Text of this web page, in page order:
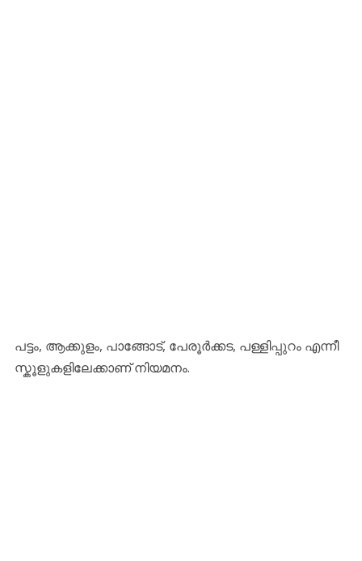
​പട്ടം, ആക്കുളം, പാങ്ങോട്, പേരൂർക്കട, പള്ളിപ്പുറം എന്നീ
സ്കൂളുകളിലേക്കാണ് നിയമനം.